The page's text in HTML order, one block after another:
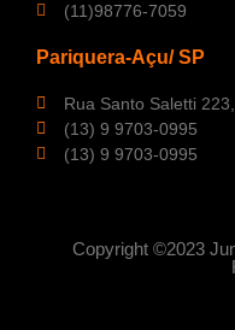
(11)98776-7059
Pariquera-Açu/ SP
Rua Santo Saletti
(13) 9 9703-0995
(13) 9 9703-0995
Copyright ©2023